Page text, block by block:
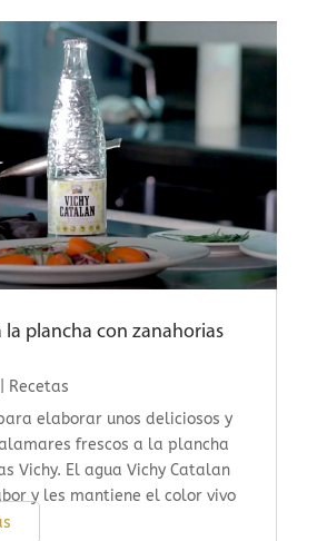
la plancha con zanahorias
Recetas
elaborar unos deliciosos y
frescos a la plancha
Vichy. El agua Vichy Catalan
y les mantiene el color vivo